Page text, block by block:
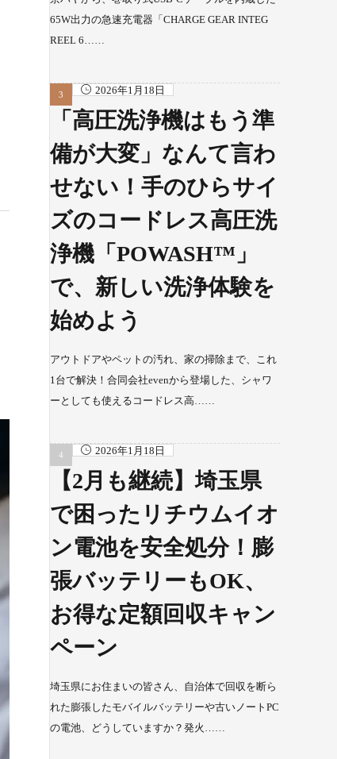
65W出力の急速充電器「CHARGE GEAR INTEG
REEL 6……
2026年1月18日
「高圧洗浄機はもう準
備が大変」なんて言わ
せない！手のひらサイ
ズのコードレス高圧洗
浄機「POWASH™」
で、新しい洗浄体験を
始めよう
アウトドアやペットの汚れ、家の掃除まで、これ
1台で解決！合同会社evenから登場した、シャワ
ーとしても使えるコードレス高……
2026年1月18日
【2月も継続】埼玉県
で困ったリチウムイオ
ン電池を安全処分！膨
張バッテリーもOK、
お得な定額回収キャン
ペーン
埼玉県にお住まいの皆さん、自治体で回収を断ら
れた膨張したモバイルバッテリーや古いノートPC
の電池、どうしていますか？発火……